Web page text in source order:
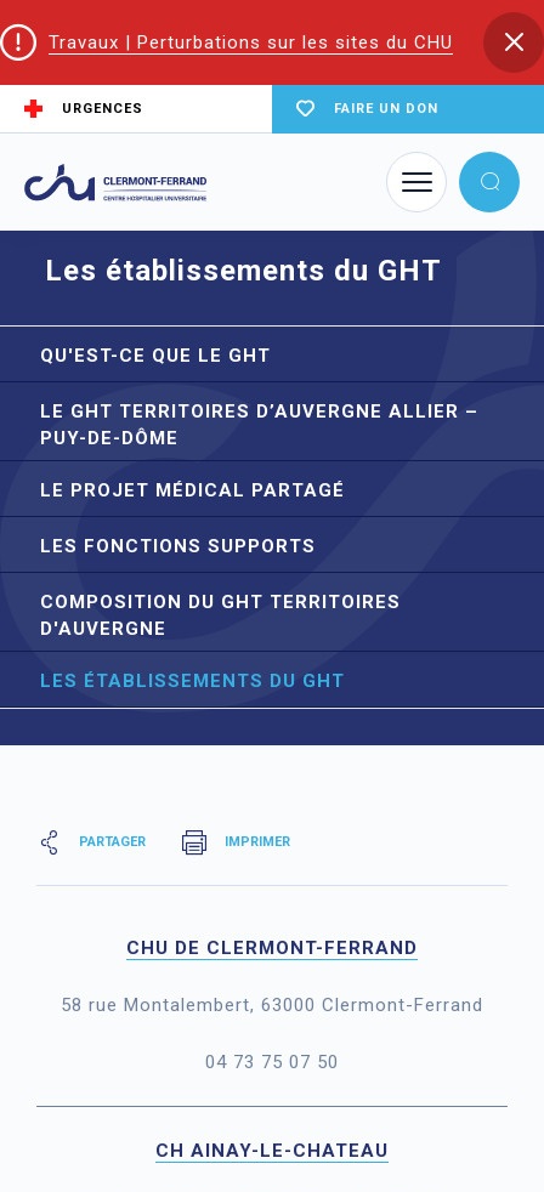
Travaux | Perturbations sur les sites du CHU
URGENCES FAIRE UN DON
Accueil
Groupement Hospitalier de Territoire (GHT)
Les établissements du GHT
Les établissements du GHT
QU'EST-CE QUE LE GHT
LE GHT TERRITOIRES D’AUVERGNE ALLIER –
PUY-DE-DÔME
LE PROJET MÉDICAL PARTAGÉ
LES FONCTIONS SUPPORTS
COMPOSITION DU GHT TERRITOIRES
D'AUVERGNE
LES ÉTABLISSEMENTS DU GHT
PARTAGER IMPRIMER
CHU DE CLERMONT-FERRAND
58 rue Montalembert, 63000 Clermont-Ferrand
04 73 75 07 50
CH AINAY-LE-CHATEAU